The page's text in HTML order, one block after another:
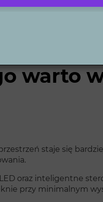
szczegóły
zgodnie z
warto
staje się
oraz inteligentne
przy minimalnym